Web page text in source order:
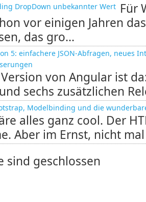
DropDown unbekannter Wert Für
vor einigen Jahren
das gro...
5: einfachere JSON-Abfragen, neues
von Angular ist
sechs zusätzlichen
Modelbinding und die
alles ganz cool. Der
Aber im Ernst, nicht
sind geschlossen